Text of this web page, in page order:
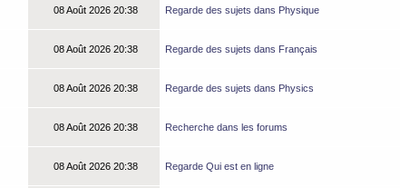
08 Août 2026 20:38 Regarde des sujets dans Physique
08 Août 2026 20:38 Regarde des sujets dans Français
08 Août 2026 20:38 Regarde des sujets dans Physics
08 Août 2026 20:38 Recherche dans les forums
08 Août 2026 20:38 Regarde Qui est en ligne